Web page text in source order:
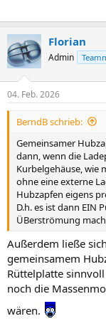
Florian
Admin
04. Feb. 2026
BerndB schrieb:
Gemeinsamer
dann, wenn die
Kurbelgehäuse, wie
ohne eine externe
Hubzapfen eigens
D.h. es ist dann EIN
ÜBerströmung
Außerdem ließe
gemeinsamem
Rüttelplatte
noch die
wären.